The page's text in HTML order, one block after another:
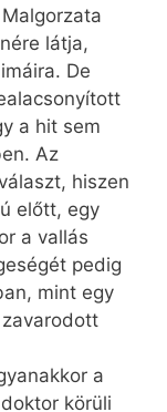
látja,
De
a hit sem
Az
hiszen
előtt, egy
a vallás
pedig
mint egy
a
körüli